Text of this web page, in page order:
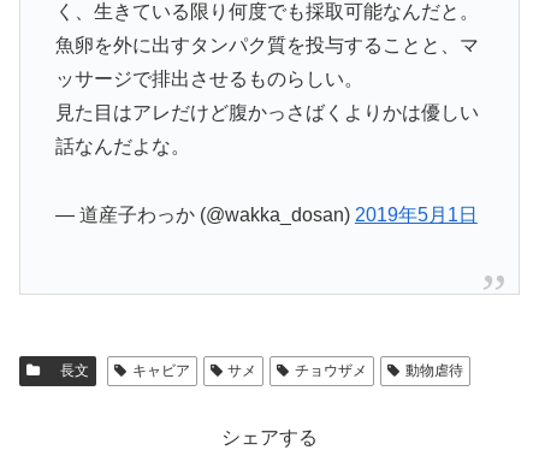
く、生きている限り何度でも採取可能なんだと。
魚卵を外に出すタンパク質を投与することと、マ
ッサージで排出させるものらしい。
見た目はアレだけど腹かっさばくよりかは優しい
話なんだよな。
— 道産子わっか (@wakka_dosan) 2019年5月1日
長文 キャビア サメ チョウザメ 動物虐待
シェアする